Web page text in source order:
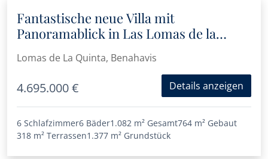
Fantastische neue Villa mit
Panoramablick in Las Lomas de la
Quinta
Lomas de La Quinta, Benahavis
4.695.000 € Details anzeigen
6 Schlafzimmer6 Bäder1.082 m² Gesamt764 m² Gebaut
318 m² Terrassen1.377 m² Grundstück